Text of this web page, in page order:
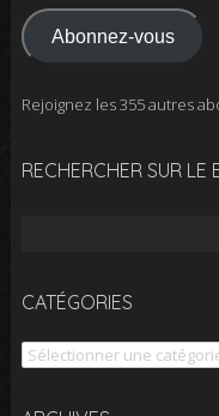
mail
Abonnez-vous
Rejoignez les 355 autres
RECHERCHER SUR LE
CATÉGORIES
Catégories